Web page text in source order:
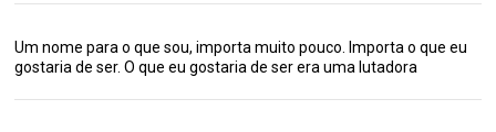
Um nome para o que sou, importa muito pouco. Importa o que eu
gostaria de ser. O que eu gostaria de ser era uma lutadora